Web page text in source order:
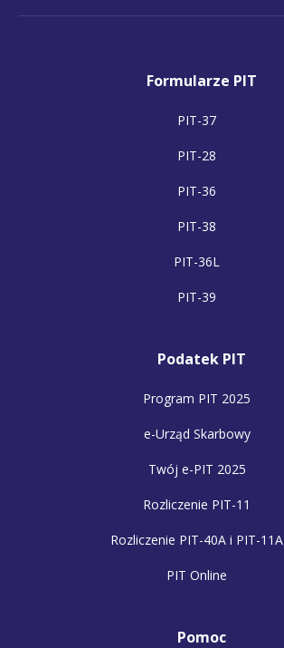
Formularze PIT
PIT-37
PIT-28
PIT-36
PIT-38
PIT-36L
PIT-39
Podatek PIT
Program PIT 2025
e-Urząd Skarbowy
Twój e-PIT 2025
Rozliczenie PIT-11
Rozliczenie PIT-40A i PIT-11A
PIT Online
Pomoc